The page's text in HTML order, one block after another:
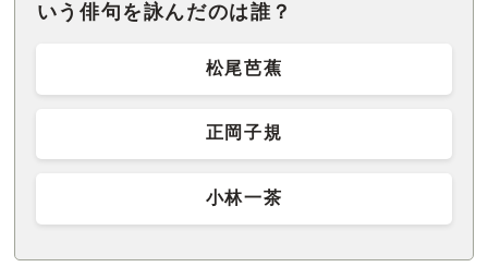
いう俳句を詠んだのは誰？
松尾芭蕉
正岡子規
小林一茶